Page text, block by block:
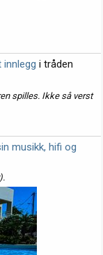
innlegg i tråden
spilles. Ikke så verst
musikk, hifi og